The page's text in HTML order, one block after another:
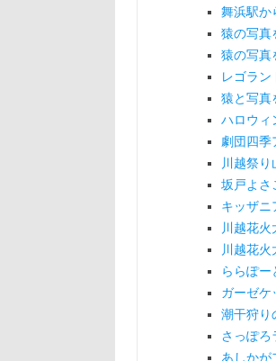
舞浜駅か
猿の写真
猿の写真
レゴラン
猿と写真
ハロウィ
劇団四季
川越祭
坂戸よさ
キッザニ
川越花
川越花
ららぽ
ガーゼケ
潮干狩り
さっぽ
あしかが